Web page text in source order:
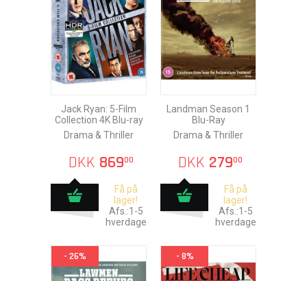
Jack Ryan: 5-Film
Collection 4K Blu-ray
Drama & Thriller
DKK 86900
Få på
lager!
Afs.:1-5
hverdage
Landman Season 1
Blu-Ray
Drama & Thriller
DKK 27900
Få på
lager!
Afs.:1-5
hverdage
- 26% - 8%